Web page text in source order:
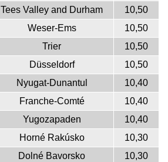
Tees Valley and Durham
10,50
Weser-Ems
10,50
Trier
10,50
Düsseldorf
10,50
Nyugat-Dunantul
10,40
Franche-Comté
10,40
Yugozapaden
10,40
Horné Rakúsko
10,30
Dolné Bavorsko
10,30